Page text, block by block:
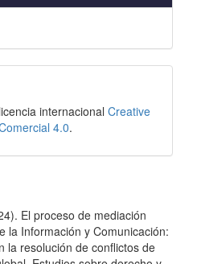
internacional Creative
4.0.
El proceso de mediación
la Información y Comunicación:
la resolución de conflictos de